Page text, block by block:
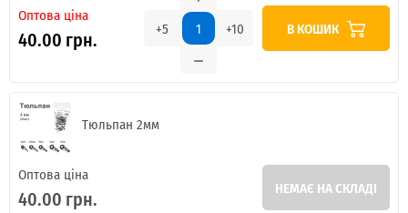
Оптова ціна
40.00 грн. +5 +10 В КОШИК
Тюльпан 2мм
Оптова ціна
40.00 грн. НЕМАЄ НА СКЛАДІ